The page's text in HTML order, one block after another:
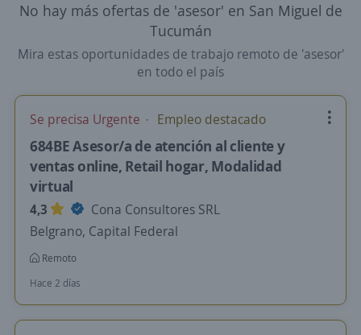
No hay más ofertas de 'asesor' en San Miguel de
Tucumán
Mira estas oportunidades de trabajo remoto de 'asesor'
en todo el país
Se precisa Urgente Empleo destacado
684BE Asesor/a de atención al cliente y
ventas online, Retail hogar, Modalidad
virtual
4,3
Cona Consultores SRL
Belgrano, Capital Federal
Remoto
Hace 2 días